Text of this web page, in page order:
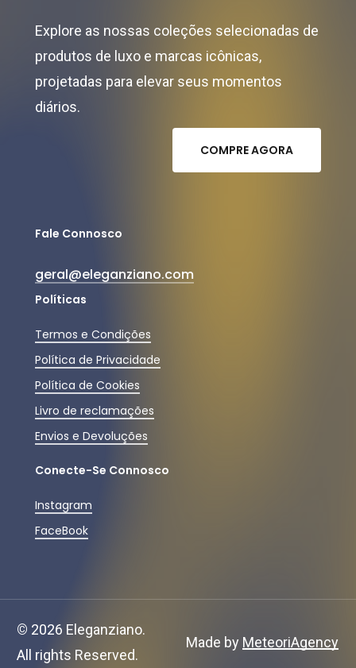
Ver Carrinho Finalizar Compras
Explore as nossas coleções selecionadas de
produtos de luxo e marcas icônicas,
projetadas para elevar seus momentos
diários.
COMPREAGORA
Fale Connosco
geral@eleganziano.com
Políticas
Termos e Condições
Política de Privacidade
Política de Cookies
Livro de reclamações
Envios e Devoluções
Conecte-Se Connosco
Instagram
FaceBook
© 2026 Eleganziano.
All rights Reserved.
Made by MeteoriAgency